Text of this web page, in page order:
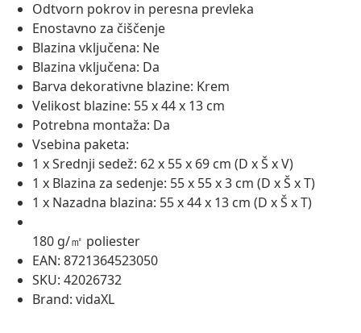
Odtvorn pokrov in peresna prevleka
Enostavno za čiščenje
Blazina vključena: Ne
Blazina vključena: Da
Barva dekorativne blazine: Krem
Velikost blazine: 55 x 44 x 13 cm
Potrebna montaža: Da
Vsebina paketa:
1 x Srednji sedež: 62 x 55 x 69 cm (D x Š x V)
1 x Blazina za sedenje: 55 x 55 x 3 cm (D x Š x T)
1 x Nazadna blazina: 55 x 44 x 13 cm (D x Š x T)
180 g/㎡ poliester
EAN: 8721364523050
SKU: 42026732
Brand: vidaXL